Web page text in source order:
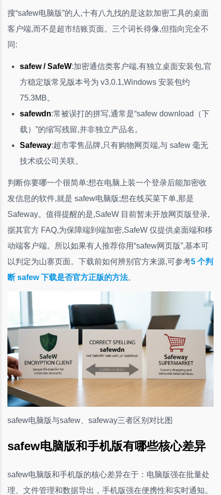
搜“safew电脑版”的人,十有八九找的是这款加密工具的桌面
客户端,而不是超市结账页面。三个词长得像,但指向完全不
同:
safew / SafeW:加密通信类客户端,有独立桌面安装包,官
方稳定版常见版本号为 v3.0.1,Windows 安装包约
75.3MB。
safewdn:常被误打的拼写,通常是“safew download（下
载）”的缩写残留,并非独立产品名。
Safeway:超市零售品牌,只有购物网页端,与 safew 毫无
技术或公司关联。
判断你要哪一个很简单:想在电脑上装一个登录后能加密收
发信息的软件,就是 safew电脑版;想在线买菜下单,那是
Safeway。值得提醒的是,SafeW 目前暂未开放网页版登录,
据其官方 FAQ,为保障端到端加密,SafeW 仅提供桌面端和移
动端客户端。所以如果有人推荐你用“safew网页版”,基本可
以判定为山寨页面。下载前如何辨别官方来源,可参考5 个判
断 safew 下载是否官方正版的方法。
safew电脑版与safew、safeway三者区别对比图
safew电脑版和手机版有哪些核心差异
safew电脑版和手机版的核心差异在于：电脑版强在批量处
理、文件管理和数据导出，手机版强在便携性和实时通知。